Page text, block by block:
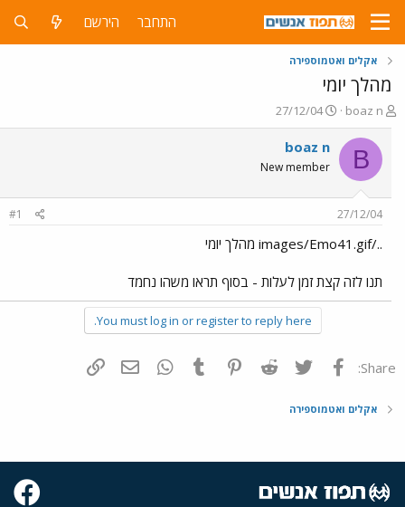
התחבר הירשם
אקלים ואטמוספירה
מהלך יומי
פ
ו
ת
ח
ה
ש
boaz n
פ
ו
ר
ם
ר
27/12/04
B
boaz n
New member
27/12/04
#1
../images/Emo41.gif מהלך יומי
תנו לזה קצת זמן לעלות - בסוף תראו משהו נחמד
You must log in or register to reply here.
Share: פייסבוק Twitter
Reddit
Pinterest
Tumblr
WhatsAppדואר אלקטרוני
אקלים ואטמוספירה